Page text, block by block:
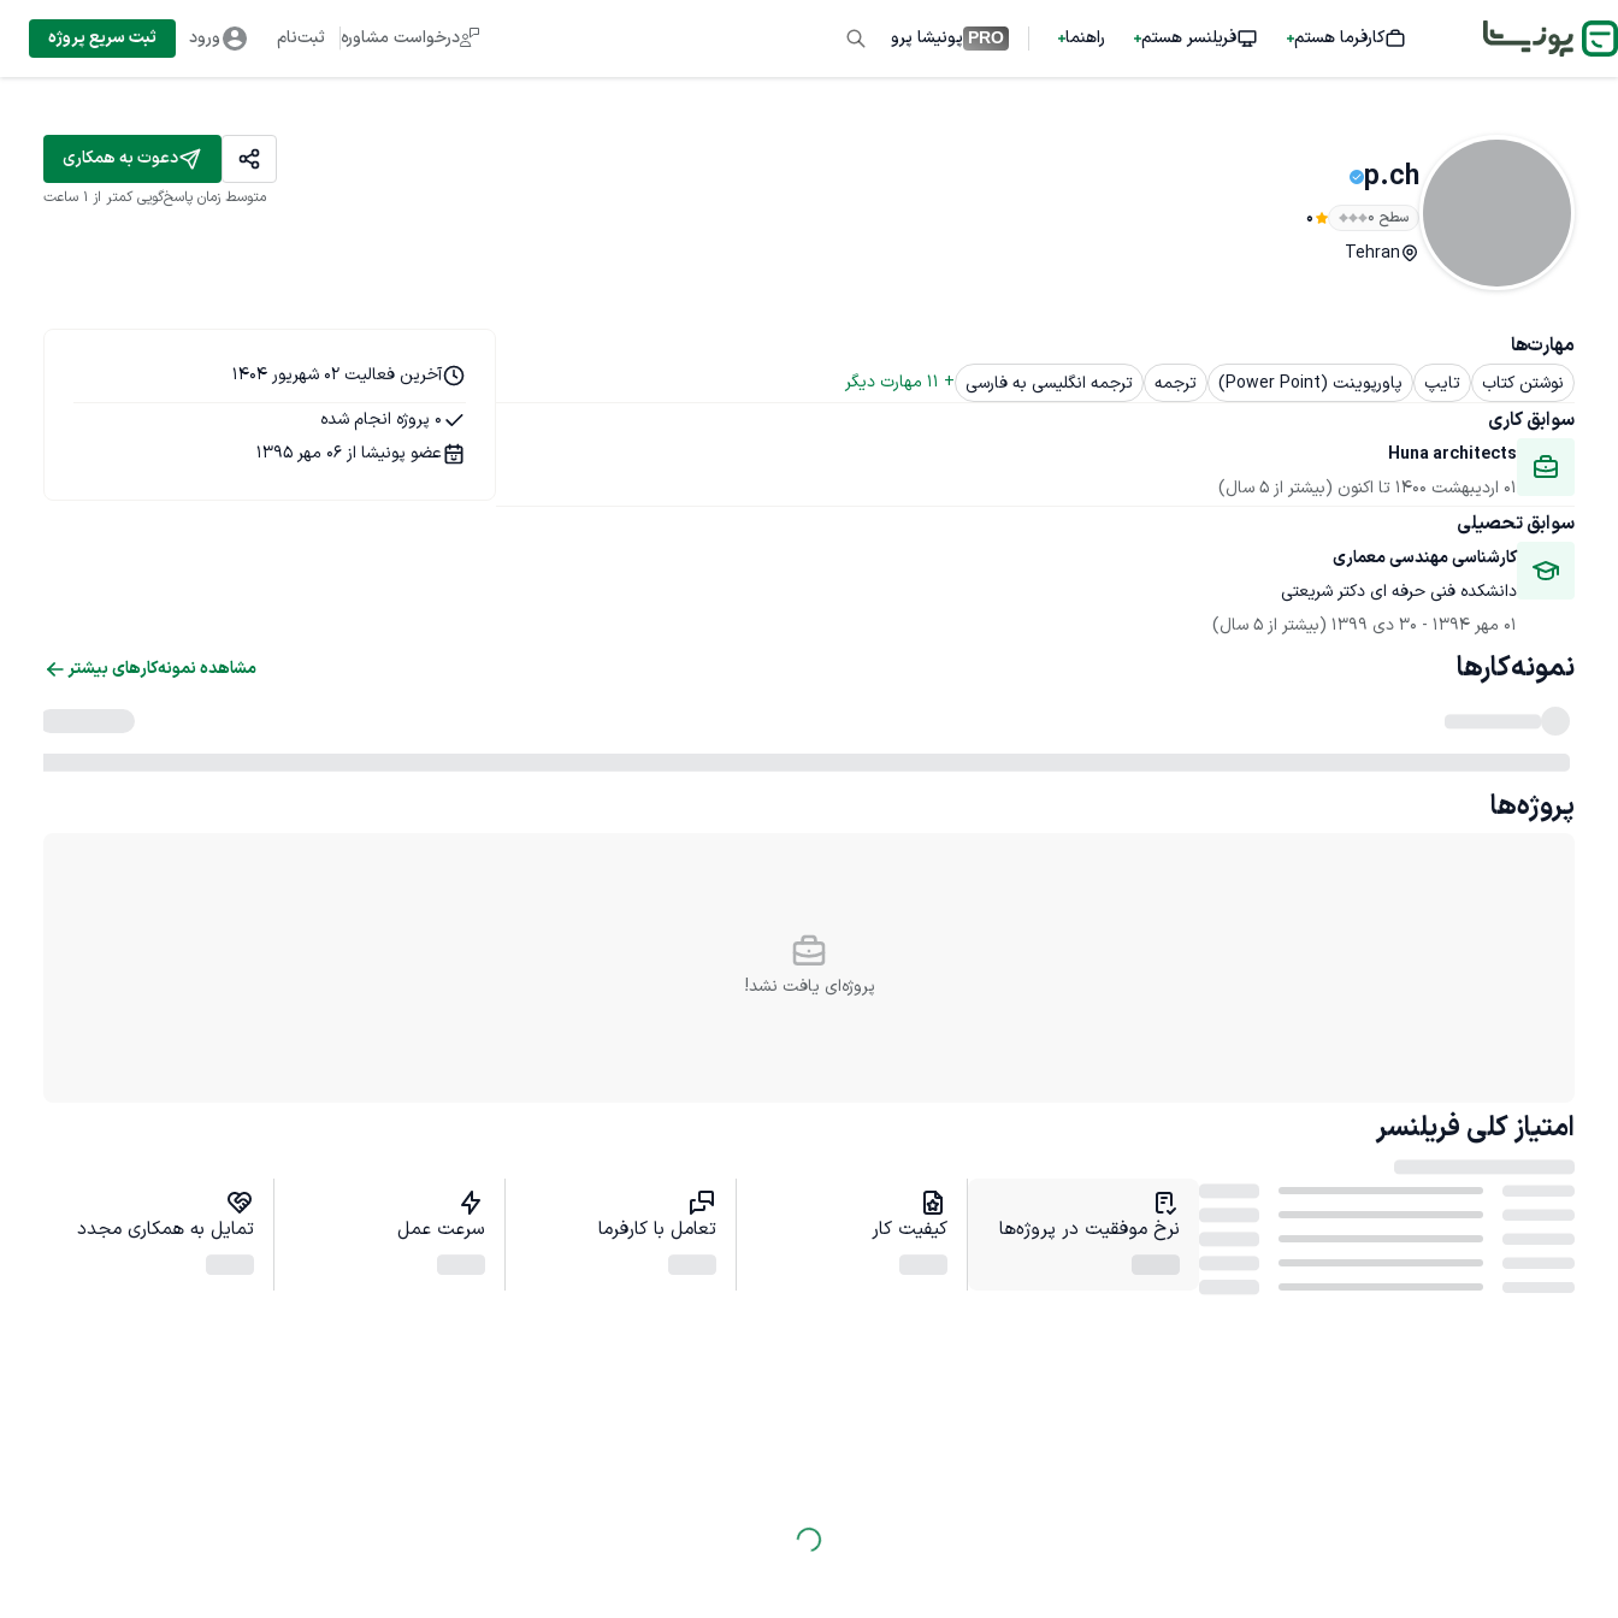
کارفرما هستم فریلنسر هستم راهنما PRO پونیشا پرو درخواست مشاوره ثبت‌نام ورود ثبت سریع پروژه
p.ch
سطح ۰ 0
Tehran
دعوت به همکاری
متوسط زمان پاسخ‌گویی کمتر از 1 ساعت
مهارت‌ها
نوشتن کتاب تایپ پاورپوینت (Power Point) ترجمه ترجمه انگلیسی به فارسی +
11 مهارت دیگر
سوابق کاری
Huna architects
01 اردیبهشت 1400
تا اکنون (بیشتر از 5 سال)
سوابق تحصیلی
کارشناسی مهندسی معماری
دانشکده فنی حرفه ای دکتر شریعتی
01 مهر 1394
- 30 دی 1399 (بیشتر از 5 سال)
آخرین فعالیت 02 شهریور 1404
0 پروژه انجام شده
عضو پونیشا از 06 مهر 1395
نمونه‌کارها مشاهده نمونه‌کارهای بیشتر
پروژه‌ها
پروژه‌ای یافت نشد!
امتیاز کلی فریلنسر
نرخ موفقیت در پروژه‌ها کیفیت کار تعامل با کارفرما سرعت عمل تمایل به همکاری مجدد